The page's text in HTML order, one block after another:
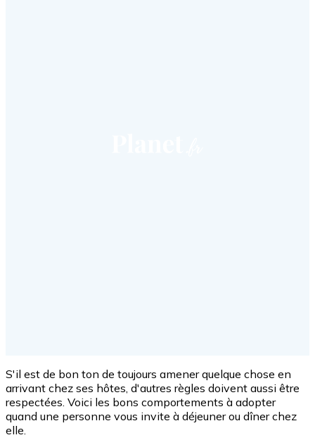
S'il est de bon ton de toujours amener quelque chose en
arrivant chez ses hôtes, d'autres règles doivent aussi être
respectées. Voici les bons comportements à adopter
quand une personne vous invite à déjeuner ou dîner chez
elle.